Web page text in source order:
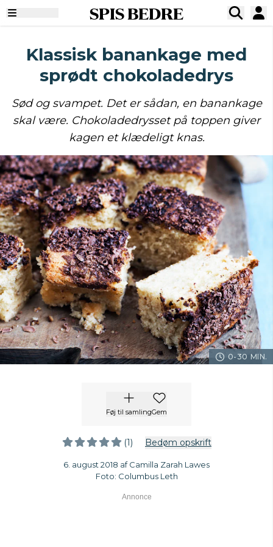
SPIS BEDRE
Klassisk banankage med
sprødt chokoladedrys
Sød og svampet. Det er sådan, en banankage
skal være. Chokoladedrysset på toppen giver
kagen et klædeligt knas.
0-30 MIN.
Føj til samlingGem
(1) Bedøm opskrift
6. august 2018 af Camilla Zarah Lawes
Foto: Columbus Leth